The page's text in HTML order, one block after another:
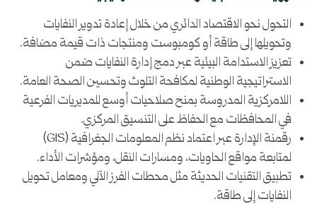
التحول نحو الاقتصاد الدائري من خلال إعادة تدوير النفايات
وتحويلها إلى طاقة أو كومبوست ومنتجات ذات قيمة مضافة.
تعزيز الاستدامة البيئية عبر دمج إدارة النفايات ضمن
الاستراتيجية الوطنية لمكافحة التلوث وتحسين الصحة العامة.
اللامركزية المدروسة بمنح صلاحيات أوسع للمديريات الفرعية
في المحافظات مع الحفاظ على التنسيق المركزي.
رقمنة الإدارة عبر اعتماد نظم المعلومات الجغرافية (GIS)
لمتابعة مواقع الحاويات، ومسارات النقل، ومؤشرات الأداء.
تطبيق التقنيات الحديثة مثل محطات الفرز الآلي ومعامل تحويل
النفايات إلى طاقة.